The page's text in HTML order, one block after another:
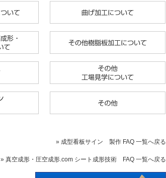
» 成型看板サイン 製作 FAQ 一覧へ戻る
» 真空成形・圧空成形.com シート成形技術 FAQ 一覧へ戻る